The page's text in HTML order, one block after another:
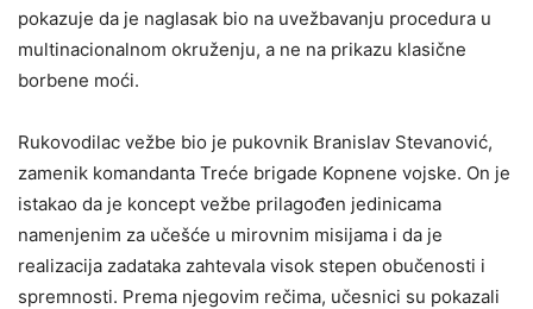
pokazuje da je naglasak bio na uvežbavanju procedura u
multinacionalnom okruženju, a ne na prikazu klasične
borbene moći.
Rukovodilac vežbe bio je pukovnik Branislav Stevanović,
zamenik komandanta Treće brigade Kopnene vojske. On je
istakao da je koncept vežbe prilagođen jedinicama
namenjenim za učešće u mirovnim misijama i da je
realizacija zadataka zahtevala visok stepen obučenosti i
spremnosti. Prema njegovim rečima, učesnici su pokazali